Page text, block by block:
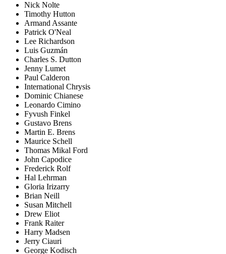
Nick Nolte
Timothy Hutton
Armand Assante
Patrick O'Neal
Lee Richardson
Luis Guzmán
Charles S. Dutton
Jenny Lumet
Paul Calderon
International Chrysis
Dominic Chianese
Leonardo Cimino
Fyvush Finkel
Gustavo Brens
Martin E. Brens
Maurice Schell
Thomas Mikal Ford
John Capodice
Frederick Rolf
Hal Lehrman
Gloria Irizarry
Brian Neill
Susan Mitchell
Drew Eliot
Frank Raiter
Harry Madsen
Jerry Ciauri
George Kodisch